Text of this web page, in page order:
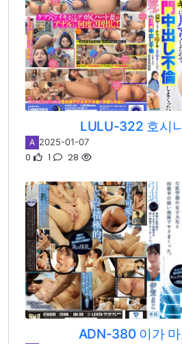
LULU-322 호시
A 2025-01-07
0 1 28
ADN-380 이가